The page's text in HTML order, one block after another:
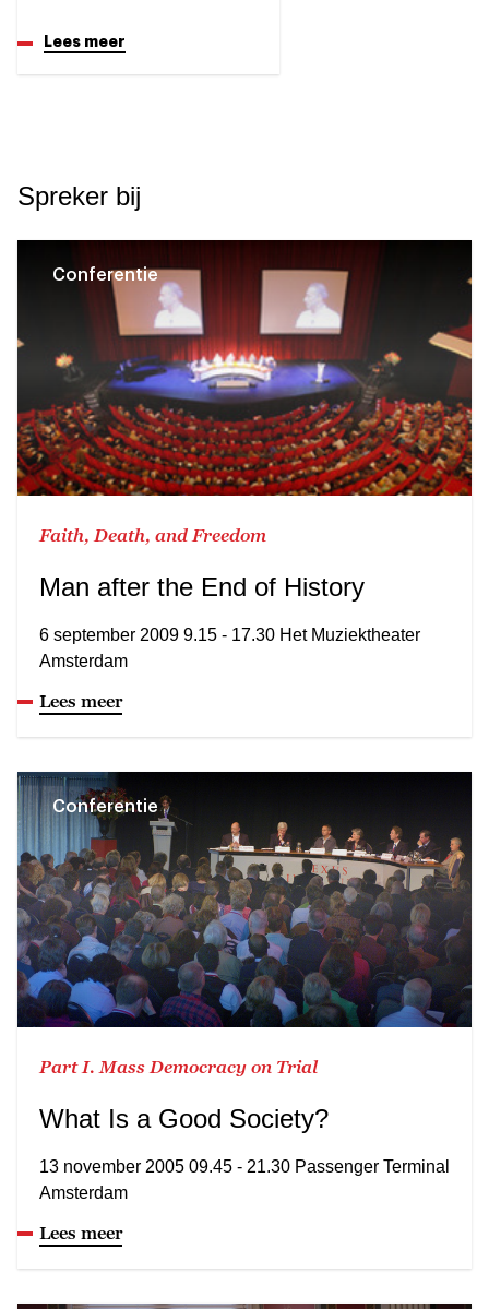
Lees meer
Spreker bij
Conferentie
Faith, Death, and Freedom
Man after the End of History
6 september 2009 9.15 - 17.30 Het Muziektheater
Amsterdam
Lees meer
Conferentie
Part I. Mass Democracy on Trial
What Is a Good Society?
13 november 2005 09.45 - 21.30 Passenger Terminal
Amsterdam
Lees meer